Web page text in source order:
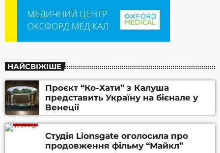
НАЙСВІЖІШЕ
Проєкт “Ко-Хати” з Калуша
представить Україну на бієнале у
Венеції
Студія Lionsgate оголосила про
продовження фільму “Майкл”